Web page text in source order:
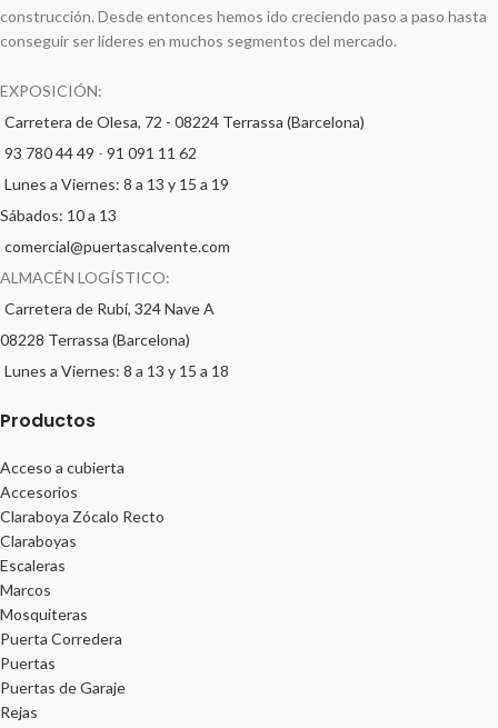
construcción. Desde entonces hemos ido creciendo paso a paso hasta
conseguir ser líderes en muchos segmentos del mercado.
EXPOSICIÓN:
Carretera de Olesa, 72 - 08224 Terrassa (Barcelona)
93 780 44 49 - 91 091 11 62
Lunes a Viernes: 8 a 13 y 15 a 19
Sábados: 10 a 13
comercial@puertascalvente.com
ALMACÉN LOGÍSTICO:
Carretera de Rubí, 324 Nave A
08228 Terrassa (Barcelona)
Lunes a Viernes: 8 a 13 y 15 a 18
Productos
Acceso a cubierta
Accesorios
Claraboya Zócalo Recto
Claraboyas
Escaleras
Marcos
Mosquiteras
Puerta Corredera
Puertas
Puertas de Garaje
Rejas